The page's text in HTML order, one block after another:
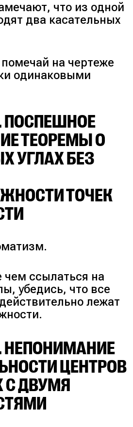
что из одной
два касательных
на чертеже
одинаковыми
ПОСПЕШНОЕ
ТЕОРЕМЫ О
УГЛАХ БЕЗ
ТОЧЕК
чем ссылаться на
убедись, что все
лежат
НЕПОНИМАНИЕ
ЦЕНТРОВ
С ДВУМЯ